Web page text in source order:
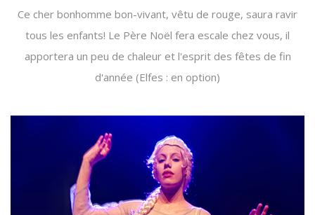
Ce cher bonhomme bon-vivant, vêtu de rouge, saura ravir
tous les enfants! Le Père Noël fera escale chez vous, il
apportera un peu de chaleur et l'esprit des fêtes de fin
d'année (Elfes : en option)